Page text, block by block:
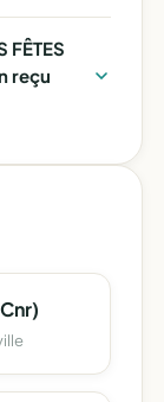
FÊTES
reçu